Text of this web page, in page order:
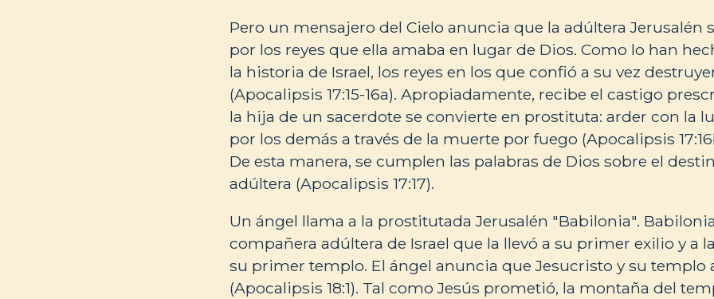
Pero un mensajero del Cielo anuncia que la adúltera Jerusalén
por los reyes que ella amaba en lugar de Dios. Como lo han
la historia de Israel, los reyes en los que confió a su vez
(Apocalipsis 17:15-16a). Apropiadamente, recibe el castigo
la hija de un sacerdote se convierte en prostituta: arder con la
por los demás a través de la muerte por fuego (Apocalipsis
De esta manera, se cumplen las palabras de Dios sobre el
adúltera (Apocalipsis 17:17).
Un ángel llama a la prostitutada Jerusalén "Babilonia".
compañera adúltera de Israel que la llevó a su primer exilio y a
su primer templo. El ángel anuncia que Jesucristo y su templo
(Apocalipsis 18:1). Tal como Jesús prometió, la montaña del